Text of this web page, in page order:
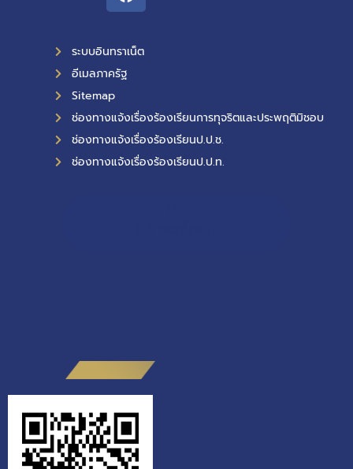
ระบบอินทราเน็ต
อีเมลภาครัฐ
Sitemap
ช่องทางแจ้งเรื่องร้องเรียนการทุจริตและประพฤติมิชอบ
ช่องทางแจ้งเรื่องร้องเรียนป.ป.ช.
ช่องทางแจ้งเรื่องร้องเรียนป.ป.ท.